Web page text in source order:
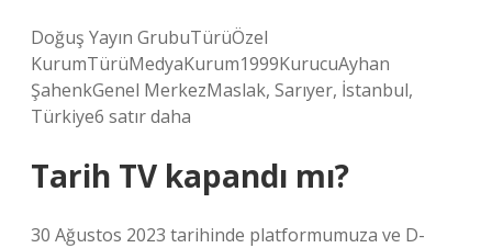
Doğuş Yayın GrubuTürüÖzel
KurumTürüMedyaKurum1999KurucuAyhan
ŞahenkGenel MerkezMaslak, Sarıyer, İstanbul,
Türkiye6 satır daha
Tarih TV kapandı mı?
30 Ağustos 2023 tarihinde platformumuza ve D-